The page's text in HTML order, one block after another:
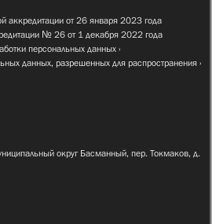
аккредитации от 26 января 2023 года
№ 26 от 1 декабря 2022 года
персональных данных
данных, разрешенных для распространения
округ Басманный, пер. Токмаков, д.